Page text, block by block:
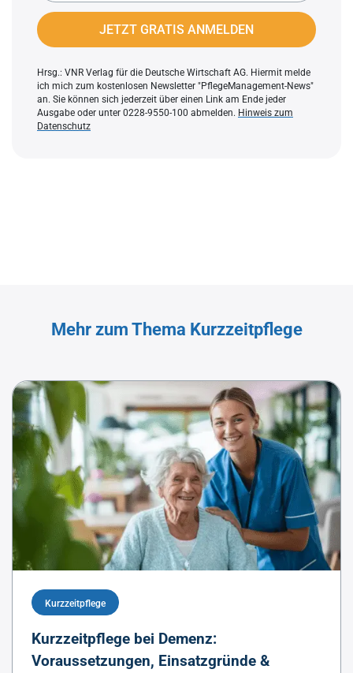
JETZT GRATIS ANMELDEN
Hrsg.: VNR Verlag für die Deutsche Wirtschaft AG. Hiermit melde
ich mich zum kostenlosen Newsletter "PflegeManagement-News"
an. Sie können sich jederzeit über einen Link am Ende jeder
Ausgabe oder unter 0228-9550-100 abmelden. Hinweis zum
Datenschutz
Mehr zum Thema Kurzzeitpflege
Kurzzeitpflege
Kurzzeitpflege bei Demenz:
Voraussetzungen, Einsatzgründe &